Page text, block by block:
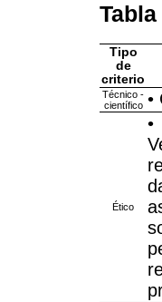
Tabla
Tipo
de
criterio
Técnico -
científico •
Ético